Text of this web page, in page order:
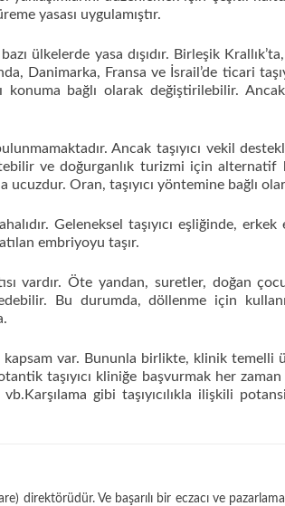
yasası uygulamıştır.
ülkelerde yasa dışıdır. Birleşik
Danimarka, Fransa ve İsrail’de ticari
bağlı olarak değiştirilebilir.
Ancak taşıyıcı vekil
ve doğurganlık turizmi için alternatif
ucuzdur. Oran, taşıyıcı yöntemine bağlı
Geleneksel taşıyıcı eşliğinde,
embriyoyu taşır.
vardır. Öte yandan, suretler, doğan
Bu durumda, döllenme için
kapsam var. Bununla birlikte, klinik temelli
taşıyıcı kliniğe başvurmak her
gibi taşıyıcılıkla ilişkili
direktörüdür. Ve başarılı bir eczacı ve